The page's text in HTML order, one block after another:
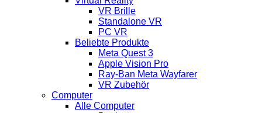
VR Brille
Standalone VR
PC VR
Beliebte Produkte
Meta Quest 3
Apple Vision Pro
Ray-Ban Meta Wayfarer
VR Zubehör
Computer
Alle Computer